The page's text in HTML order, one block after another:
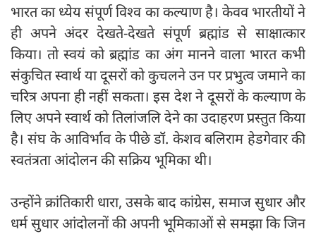
भारत का ध्येय संपूर्ण विश्व का कल्याण है। केवव भारतीयों ने
ही अपने अंदर देखते-देखते संपूर्ण ब्रह्मांड से साक्षात्कार
किया। तो स्वयं को ब्रह्मांड का अंग मानने वाला भारत कभी
संकुचित स्वार्थ या दूसरों को कुचलने उन पर प्रभुत्व जमाने का
चरित्र अपना ही नहीं सकता। इस देश ने दूसरों के कल्याण के
लिए अपने स्वार्थ को तिलांजलि देने का उदाहरण प्रस्तुत किया
है। संघ के आविर्भाव के पीछे डॉ. केशव बलिराम हेडगेवार की
स्वतंत्रता आंदोलन की सक्रिय भूमिका थी।
उन्होंने क्रांतिकारी धारा, उसके बाद कांग्रेस, समाज सुधार और
धर्म सुधार आंदोलनों की अपनी भूमिकाओं से समझा कि जिन